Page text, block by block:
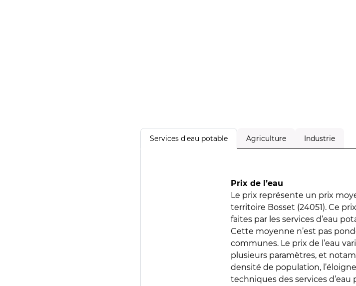
Services d'eau potable Agriculture Industrie
Prix de l’eau
Le prix représente un prix
territoire Bosset (24051). Ce
faites par les services d’eau
Cette moyenne n’est pas
communes. Le prix de l’eau
plusieurs paramètres, et
densité de population,
techniques des services d’eau